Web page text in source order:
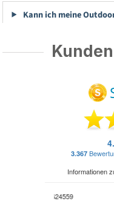
Kann ich meine